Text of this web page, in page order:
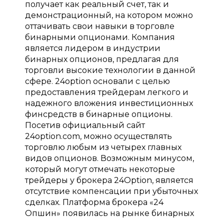
получает как реальный счет, так и
демонстрационный, на котором можно
оттачивать свои навыки в торговле
бинарными опционами. Компания
является лидером в индустрии
бинарных опционов, предлагая для
торговли высокие технологии в данной
сфере. 24option основали с целью
предоставления трейдерам легкого и
надежного вложения инвестиционных
финсредств в бинарные опционы.
Посетив официальный сайт
24option.com, можно осуществлять
торговлю любым из четырех главных
видов опционов. Возможным минусом,
который могут отмечать некоторые
трейдеры у брокера 24Option, является
отсутствие компенсации при убыточных
сделках. Платформа брокера «24
Опшин» появилась на рынке бинарных